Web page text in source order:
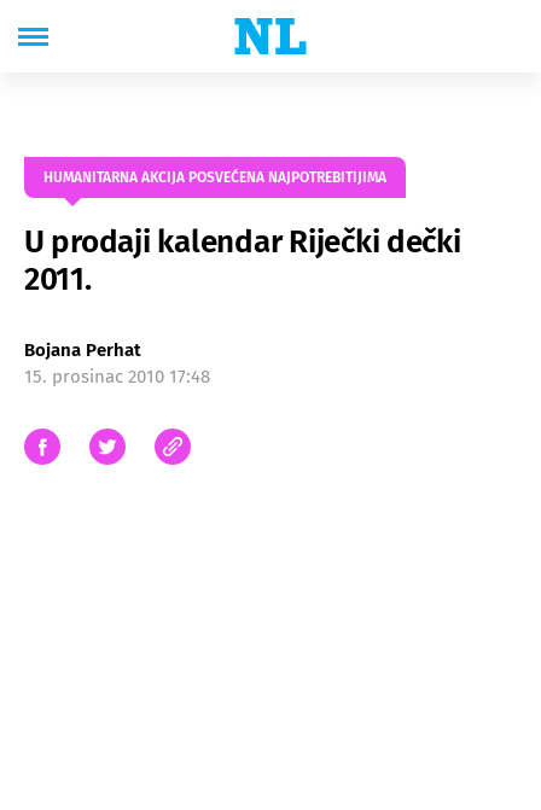
HUMANITARNA AKCIJA POSVEĆENA NAJPOTREBITIJIMA
U prodaji kalendar Riječki dečki
2011.
Bojana Perhat
15. prosinac 2010 17:48